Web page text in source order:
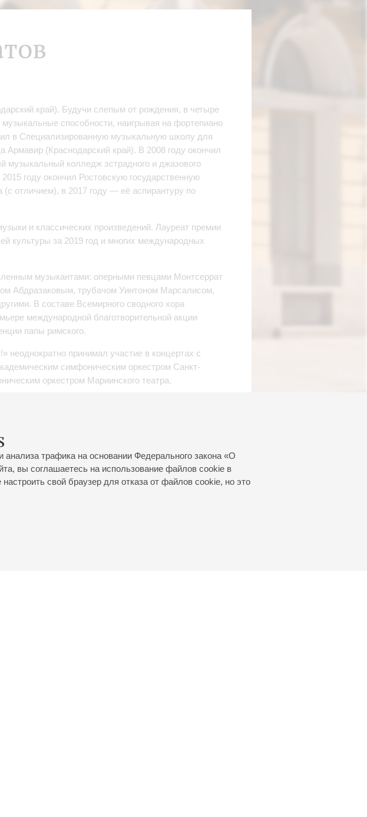
трафика на основании Федерального закона «О
вы соглашаетесь на использование файлов cookie в
свой браузер для отказа от файлов cookie, но это
край). Будучи слепым от рождения, в четыре
способности, наигрывая на фортепиано
в Специализированную музыкальную школу для
Армавир (Краснодарский край). В 2008 году окончил
музыкальный колледж эстрадного и джазового
году окончил Ростовскую государственную
отличием), в 2017 году — её аспирантуру по
и классических произведений. Лауреат премии
культуры за 2019 год и многих международных
музыкантами: оперными певцами Монтсеррат
Абдразаковым, трубачом Уинтоном Марсалисом,
В составе Всемирного сводного хора
международной благотворительной акции
папы римского.
неоднократно принимал участие в концертах с
симфоническим оркестром Санкт-
оркестром Мариинского театра.